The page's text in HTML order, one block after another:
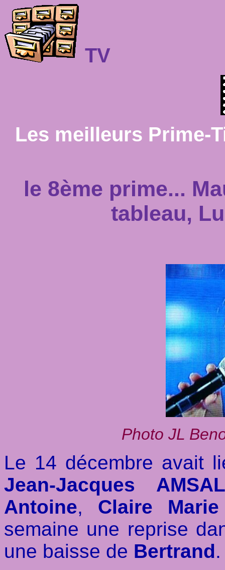
TV
Les meilleurs Prime-
le 8ème prime...
tableau,
Photo JL
Le 14 décembre avait
Jean-Jacques
Antoine, Claire
semaine une reprise
une baisse de Bertrand.